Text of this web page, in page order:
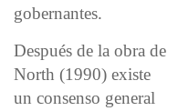
gobernantes.
Después de la obra de
North (1990) existe
un consenso general